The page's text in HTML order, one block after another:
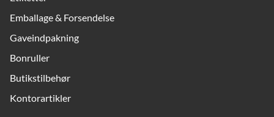
Emballage & Forsendelse
Gaveindpakning
Bonruller
Butikstilbehør
Kontorartikler